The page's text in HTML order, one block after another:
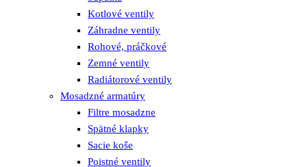
Kotlové ventily
Záhradne ventily
Rohové, práčkové
Zemné ventily
Radiátorové ventily
Mosadzné armatúry
Filtre mosadzne
Spätné klapky
Sacie koše
Poistné ventily